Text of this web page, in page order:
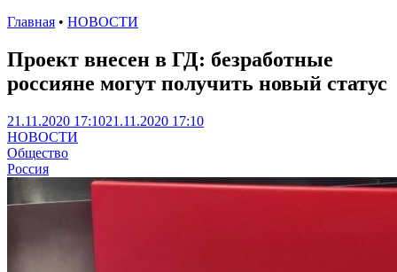
Главная • НОВОСТИ
Проект внесен в ГД: безработные
россияне могут получить новый статус
21.11.2020 17:1021.11.2020 17:10
НОВОСТИ
Общество
Россия